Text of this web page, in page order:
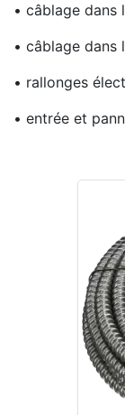
• câblage dans
• câblage dans
• rallonges
• entrée et